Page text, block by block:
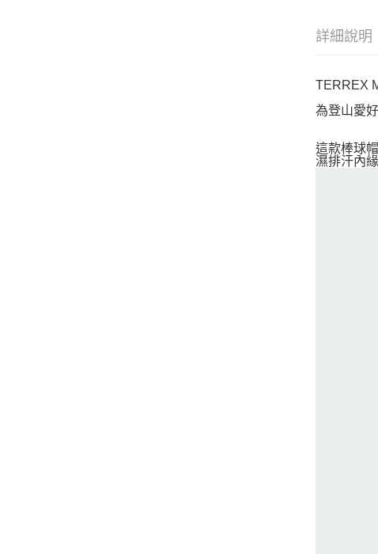
詳細說明
TERREX
為登山愛
這款棒球
濕排汗內